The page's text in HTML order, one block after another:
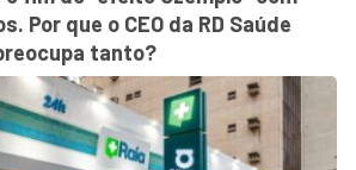
Por que o CEO da RD Saúde
tanto?